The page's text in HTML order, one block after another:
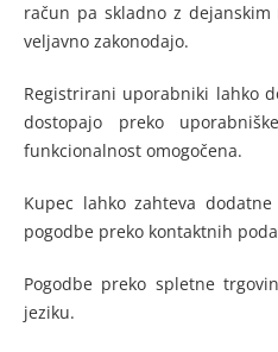
račun pa skladno z
veljavno zakonodajo.
Registrirani uporabniki lahko
dostopajo preko
funkcionalnost omogočena.
Kupec lahko zahteva
pogodbe preko kontaktnih
Pogodbe preko spletne
jeziku.